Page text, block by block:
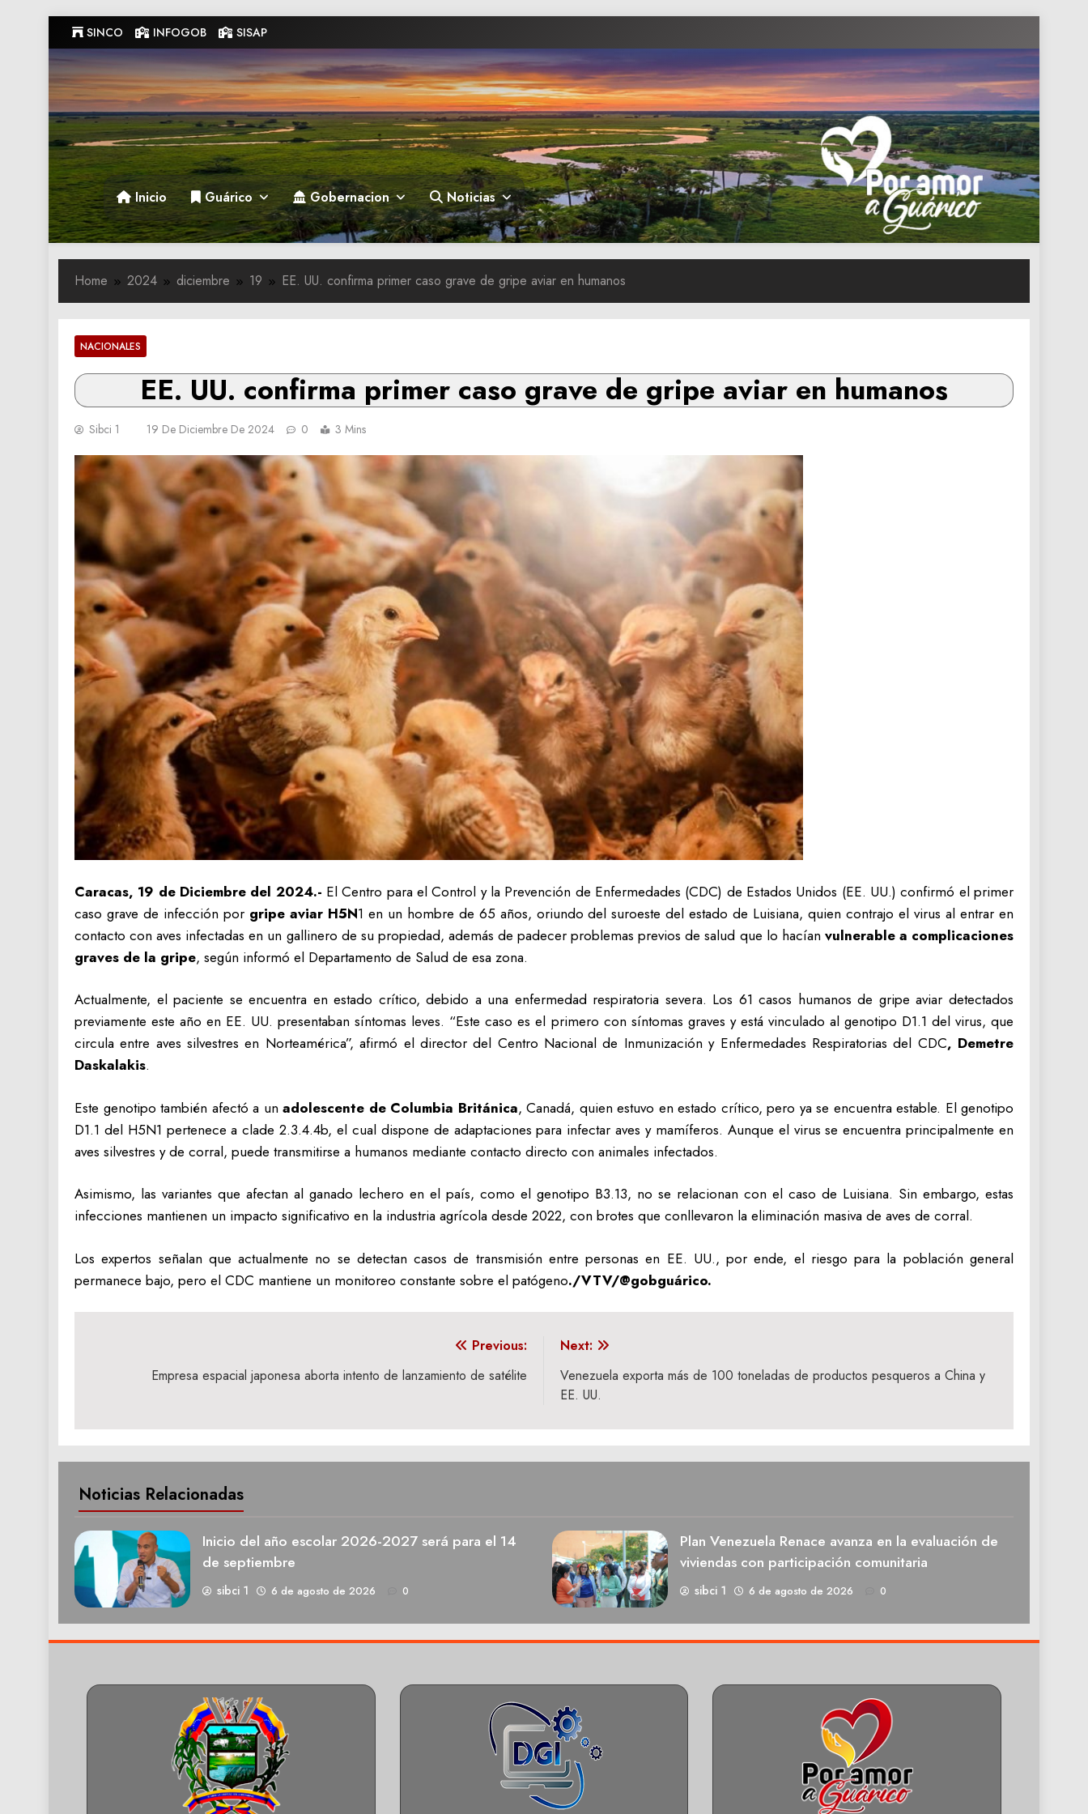
to
content
SINCO INFOGOB SISAP
Gobernacion de Guarico
Gobernacion de Guarico
Inicio Guárico Gobernacion Noticias
Home 2024 diciembre 19 EE. UU. confirma primer caso grave de gripe aviar en humanos
NACIONALES
EE. UU. confirma primer caso grave de gripe aviar en humanos
Sibci 1 19 De Diciembre De 2024 0 3 Mins
Caracas, 19 de Diciembre del 2024.- El Centro para el Control y la Prevención de Enfermedades (CDC) de Estados Unidos (EE. UU.) confirmó el primer
caso grave de infección por gripe aviar H5N1 en un hombre de 65 años, oriundo del suroeste del estado de Luisiana, quien contrajo el virus al entrar en
contacto con aves infectadas en un gallinero de su propiedad, además de padecer problemas previos de salud que lo hacían vulnerable a complicaciones
graves de la gripe, según informó el Departamento de Salud de esa zona.
Actualmente, el paciente se encuentra en estado crítico, debido a una enfermedad respiratoria severa. Los 61 casos humanos de gripe aviar detectados
previamente este año en EE. UU. presentaban síntomas leves. “Este caso es el primero con síntomas graves y está vinculado al genotipo D1.1 del virus, que
circula entre aves silvestres en Norteamérica”, afirmó el director del Centro Nacional de Inmunización y Enfermedades Respiratorias del CDC, Demetre
Daskalakis.
Este genotipo también afectó a un adolescente de Columbia Británica, Canadá, quien estuvo en estado crítico, pero ya se encuentra estable. El genotipo
D1.1 del H5N1 pertenece a clade 2.3.4.4b, el cual dispone de adaptaciones para infectar aves y mamíferos. Aunque el virus se encuentra principalmente en
aves silvestres y de corral, puede transmitirse a humanos mediante contacto directo con animales infectados.
Asimismo, las variantes que afectan al ganado lechero en el país, como el genotipo B3.13, no se relacionan con el caso de Luisiana. Sin embargo, estas
infecciones mantienen un impacto significativo en la industria agrícola desde 2022, con brotes que conllevaron la eliminación masiva de aves de corral.
Los expertos señalan que actualmente no se detectan casos de transmisión entre personas en EE. UU., por ende, el riesgo para la población general
permanece bajo, pero el CDC mantiene un monitoreo constante sobre el patógeno./VTV/@gobguárico.
Previous:
Empresa espacial japonesa aborta intento de lanzamiento de satélite
Next:
Venezuela exporta más de 100 toneladas de productos pesqueros a China y
EE. UU.
Noticias Relacionadas
Inicio del año escolar 2026-2027 será para el 14
de septiembre
sibci 1 6 de agosto de 2026 0
Plan Venezuela Renace avanza en la evaluación de
viviendas con participación comunitaria
sibci 1 6 de agosto de 2026 0